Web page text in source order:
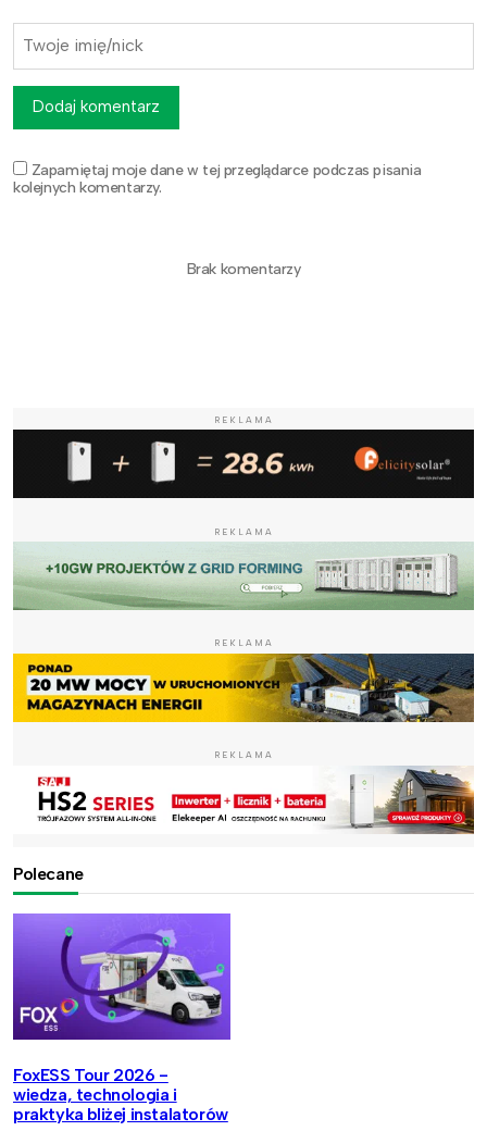
Zapamiętaj moje dane w tej przeglądarce podczas pisania
kolejnych komentarzy.
Dodaj komentarz
Brak komentarzy
REKLAMA
REKLAMA
REKLAMA
REKLAMA
Polecane
FoxESS Tour 2026 -
wiedza, technologia i
praktyka bliżej instalatorów